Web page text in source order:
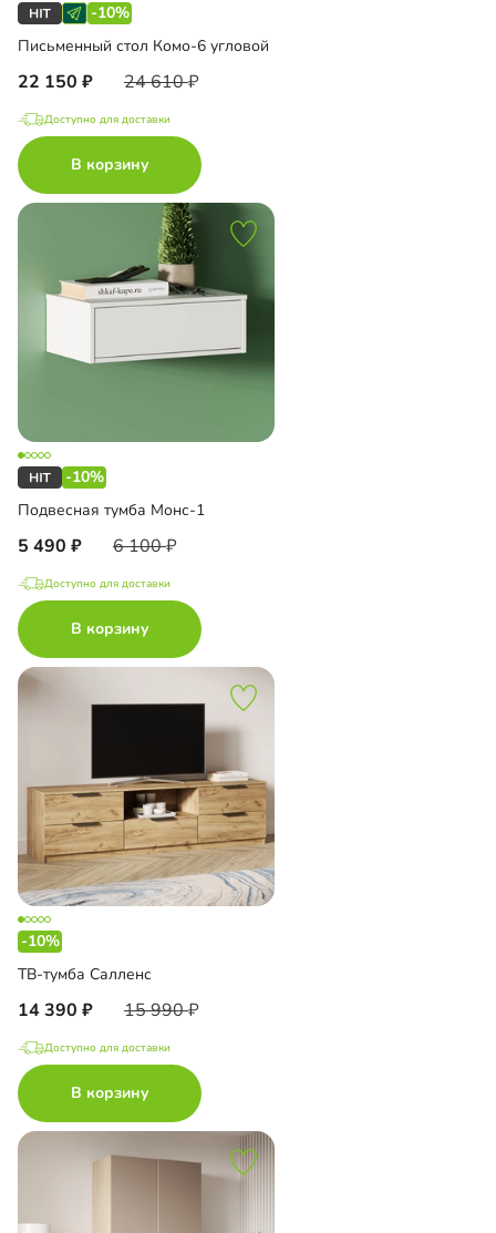
-10%
Письменный стол Комо-6 угловой
22 150 24 610
Доступно для доставки
В корзину
-10%
Подвесная тумба Монс-1
5 490 6 100
Доступно для доставки
В корзину
-10%
ТВ-тумба Салленс
14 390 15 990
Доступно для доставки
В корзину